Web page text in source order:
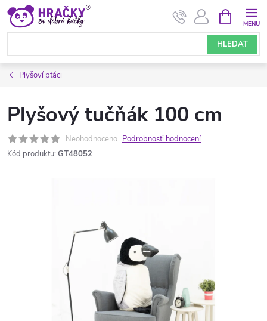
Přejít
obsah
HLEDAT
NÁKUPNÍ
KOŠÍK
Plyšoví ptáci
Plyšový tučňák 100 cm
Neohodnoceno Podrobnosti hodnocení
Kód produktu: GT48052